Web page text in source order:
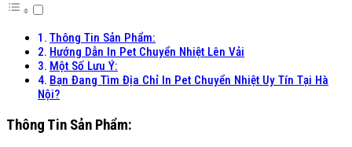
Thông Tin Sản Phẩm:
Hướng Dẫn In Pet Chuyển Nhiệt Lên Vải
Một Số Lưu Ý:
Bạn Đang Tìm Địa Chỉ In Pet Chuyển Nhiệt Uy Tín Tại Hà
Nội?
Thông Tin Sản Phẩm: